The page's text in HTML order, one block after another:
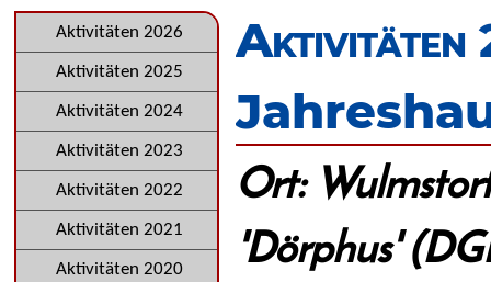
überspringen
Aktivitäten
Ort:
'Dörphus'
Navigation
überspringen
Aktivitäten 2026
Aktivitäten 2025
Aktivitäten 2024
Aktivitäten 2023
Aktivitäten 2022
Aktivitäten 2021
Aktivitäten 2020